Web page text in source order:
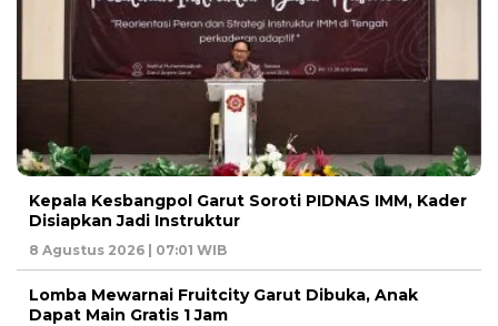
Kepala Kesbangpol Garut Soroti PIDNAS IMM, Kader
Disiapkan Jadi Instruktur
8 Agustus 2026 | 07:01 WIB
Lomba Mewarnai Fruitcity Garut Dibuka, Anak
Dapat Main Gratis 1 Jam